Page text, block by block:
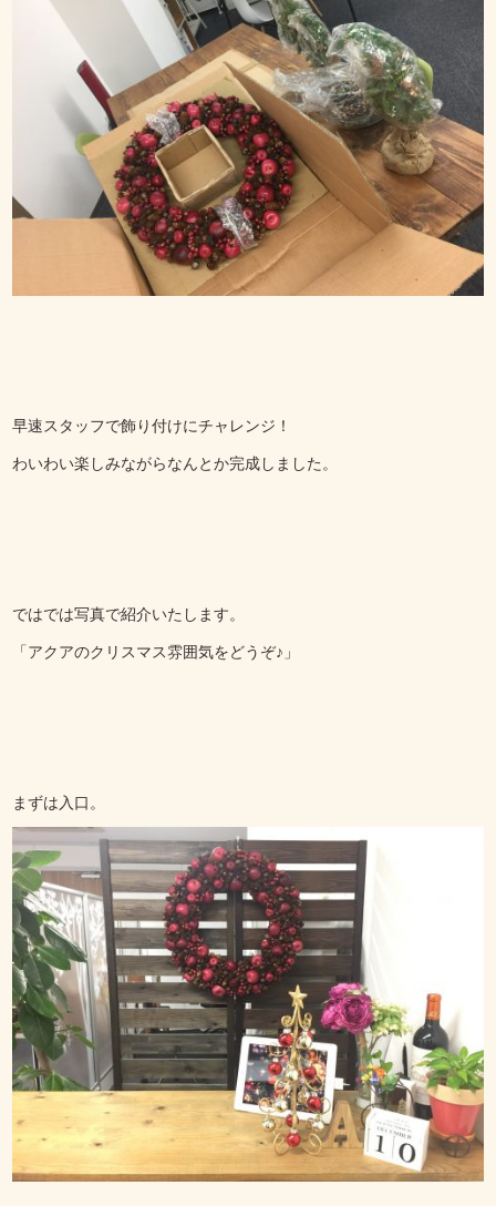
早速スタッフで飾り付けにチャレンジ！
わいわい楽しみながらなんとか完成しました。
ではでは写真で紹介いたします。
「アクアのクリスマス雰囲気をどうぞ♪」
まずは入口。